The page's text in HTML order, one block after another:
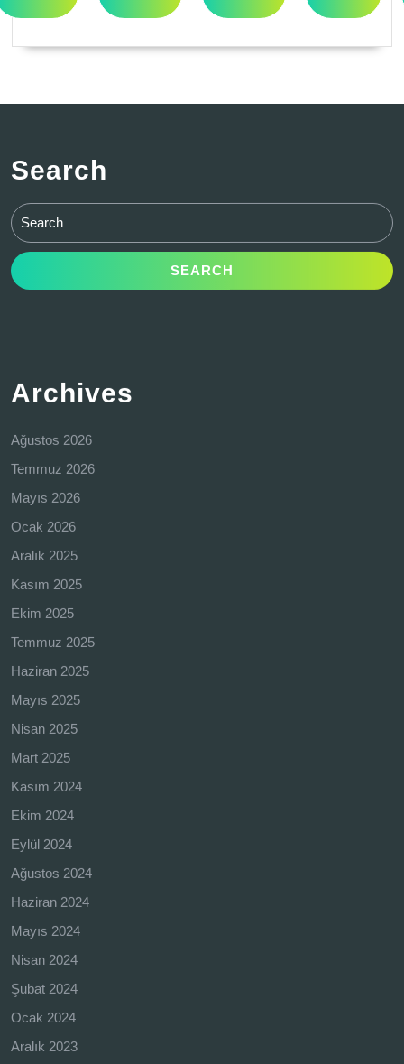
Search
Search
for:
Archives
Ağustos 2026
Temmuz 2026
Mayıs 2026
Ocak 2026
Aralık 2025
Kasım 2025
Ekim 2025
Temmuz 2025
Haziran 2025
Mayıs 2025
Nisan 2025
Mart 2025
Kasım 2024
Ekim 2024
Eylül 2024
Ağustos 2024
Haziran 2024
Mayıs 2024
Nisan 2024
Şubat 2024
Ocak 2024
Aralık 2023